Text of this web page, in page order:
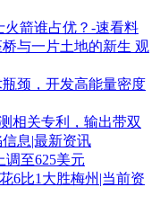
箭谁占优？-速看料
与一片土地的新生 观
颈，开发高能量密度
相关专利，输出带双
息|最新资讯
至625美元
6比1大胜梅州|当前资